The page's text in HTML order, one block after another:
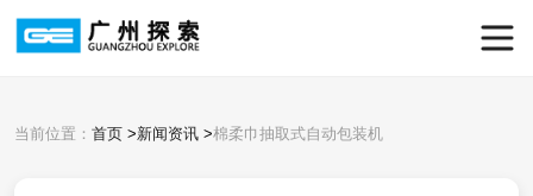
当前位置： 首页 >新闻资讯 >棉柔巾抽取式自动包装机